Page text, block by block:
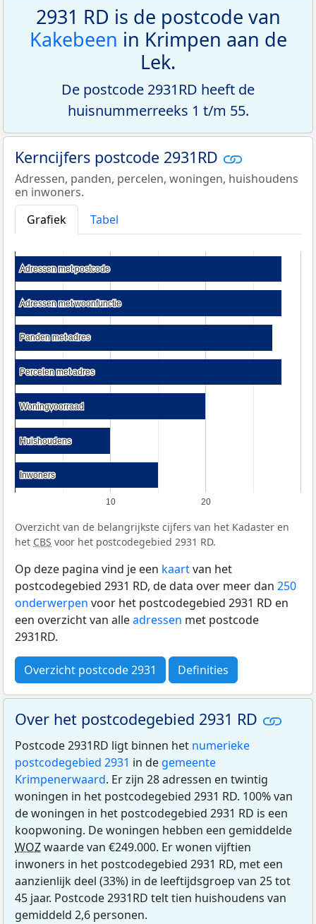
2931 RD is de postcode van
Kakebeen in Krimpen aan de
Lek.
De postcode 2931RD heeft de
huisnummerreeks 1 t/m 55.
Kerncijfers postcode 2931RD
Adressen, panden, percelen, woningen, huishoudens
en inwoners.
Grafiek
Tabel
10 20
Adressen met postcode
Adressen met postcode
Adressen met woonfunctie
Adressen met woonfunctie
Panden met adres
Panden met adres
Percelen met adres
Percelen met adres
Woningvoorraad
Woningvoorraad
Huishoudens
Huishoudens
Inwoners
Inwoners
Overzicht van de belangrijkste cijfers van het Kadaster en
het CBS voor het postcodegebied 2931 RD.
Op deze pagina vind je een kaartvan het
postcodegebied 2931 RD, de data over meer dan 250
onderwerpen voor het postcodegebied 2931 RD en
een overzicht van alleadressen met postcode
2931RD.
Overzicht postcode 2931 Definities
Over het postcodegebied 2931 RD
Postcode 2931RD ligt binnen het numerieke
postcodegebied 2931 in de gemeente
Krimpenerwaard. Er zijn 28 adressen en twintig
woningen in het postcodegebied 2931 RD. 100% van
de woningen in het postcodegebied 2931 RD is een
koopwoning. De woningen hebben een gemiddelde
WOZwaarde van €249.000. Er wonen vijftien
inwoners in het postcodegebied 2931 RD, met een
aanzienlijk deel (33%) in de leeftijdsgroep van 25 tot
45 jaar. Postcode 2931RD telt tien huishoudens van
gemiddeld 2,6 personen.